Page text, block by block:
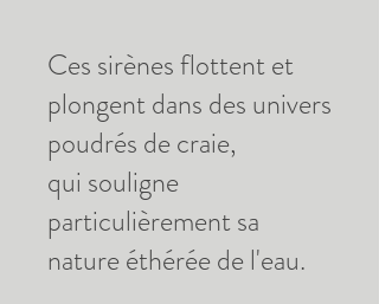
Ces sirènes flottent et
plongent dans des univers
poudrés de craie,
qui souligne
particulièrement sa
nature éthérée de l'eau.